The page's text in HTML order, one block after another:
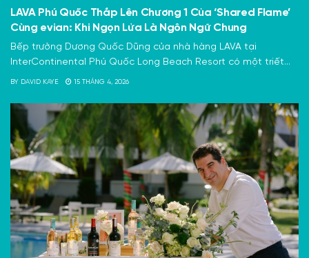
LAVA Phú Quốc Thắp Lên Chương 1 Của ‘Shared Flame’
Cùng evian: Khi Ngọn Lửa Là Ngôn Ngữ Chung
Bếp trưởng Dương Quốc Dũng của nhà hàng LAVA tại
InterContinental Phú Quốc Long Beach Resort có một triết...
BY DAVID KAYE 15 THÁNG 4, 2026